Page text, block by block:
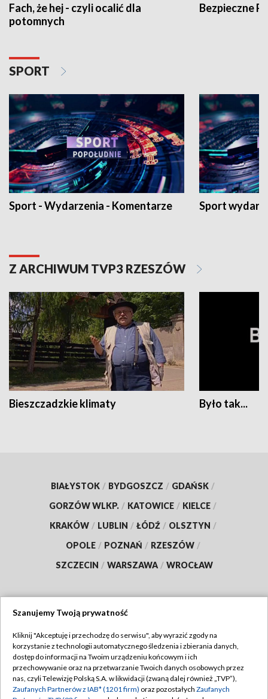
Fach, że hej - czyli ocalić dla
potomnych
Bezpieczne
SPORT
Sport - Wydarzenia - Komentarze Sport
Z ARCHIWUM TVP3 RZESZÓW
Bieszczadzkie klimaty Było tak...
BIAŁYSTOK / BYDGOSZCZ / GDAŃSK /
GORZÓW WLKP. / KATOWICE / KIELCE /
KRAKÓW / LUBLIN / ŁÓDŹ / OLSZTYN /
OPOLE / POZNAŃ / RZESZÓW /
SZCZECIN / WARSZAWA / WROCŁAW
TVP
Abonament TVP
Emisja w TVP
Regulamin TVP
Polityka prywatności
Szanujemy Twoją prywatność
Kliknij "Akceptuję i przechodzę do serwisu", aby wyrazić zgody na
korzystanie z technologii automatycznego śledzenia i zbierania danych,
dostęp do informacji na Twoim urządzeniu końcowym i ich
przechowywanie oraz na przetwarzanie Twoich danych osobowych przez
nas, czyli Telewizję Polską S.A. w likwidacji (zwaną dalej również „TVP”),
Zaufanych Partnerów z IAB* (1201 firm) oraz pozostałych Zaufanych